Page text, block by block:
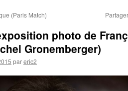
(Paris Match)
photo de
Gronemberger)
pareric2